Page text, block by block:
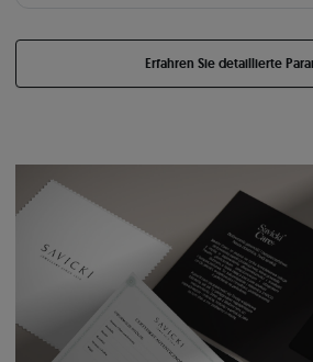
Erfahren Sie detaillierte